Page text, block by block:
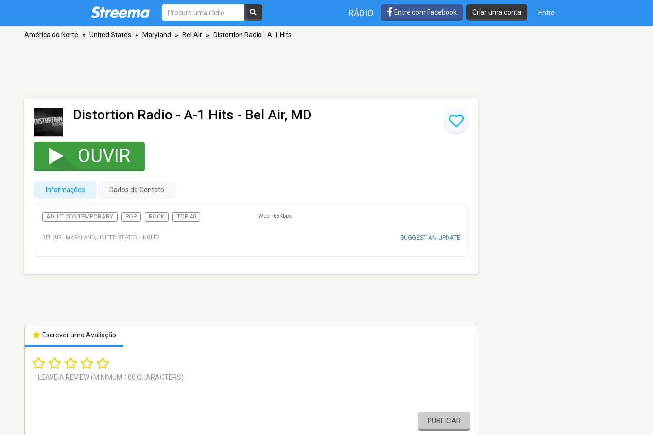
RÁDIO Entre com Facebook Criar uma conta Entre
América do Norte » United States » Maryland » Bel Air » Distortion Radio - A-1 Hits
Distortion Radio - A-1 Hits - Bel Air, MD
OUVIR
Informações Dados de Contato
ADULT CONTEMPORARY POP ROCK TOP 40 Web - 65Kbps
BEL AIR · MARYLAND, UNITED STATES · INGLÊS SUGGEST AN UPDATE
Escrever uma Avaliação
PUBLICAR